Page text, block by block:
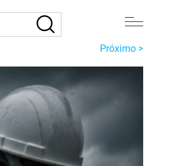
Próximo >